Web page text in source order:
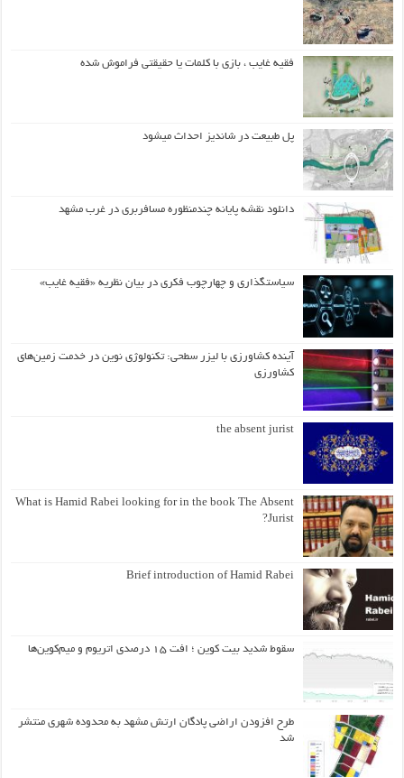
فقیه غایب ، بازی با کلمات یا حقیقتی فراموش شده
پل طبیعت در شاندیز احداث میشود
دانلود نقشه پایانه چندمنظوره مسافربری در غرب مشهد
سیاستگذاری و چهارچوب فکری در بیان نظریه «فقیه غایب»
آینده کشاورزی با لیزر سطحی: تکنولوژی نوین در خدمت زمین‌های
کشاورزی
the absent jurist
What is Hamid Rabei looking for in the book The Absent
Jurist?
Brief introduction of Hamid Rabei
سقوط شدید بیت کوین ؛ افت ۱۵ درصدی اتریوم و میم‌کوین‌ها
طرح افزودن اراضی پادگان ارتش مشهد به محدوده شهری منتشر
شد